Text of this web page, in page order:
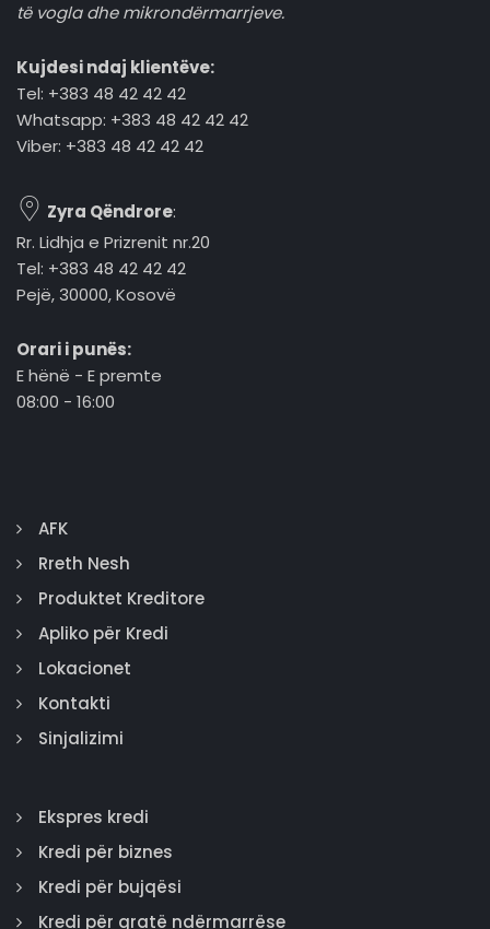
të vogla dhe mikrondërmarrjeve.
Kujdesi ndaj klientëve:
Tel: +383 48 42 42 42
Whatsapp: +383 48 42 42 42
Viber: +383 48 42 42 42
Zyra Qëndrore:
Rr. Lidhja e Prizrenit nr.20
Tel: +383 48 42 42 42
Pejë, 30000, Kosovë
Orari i punës:
E hënë - E premte
08:00 - 16:00
AFK
Rreth Nesh
Produktet Kreditore
Apliko për Kredi
Lokacionet
Kontakti
Sinjalizimi
Ekspres kredi
Kredi për biznes
Kredi për bujqësi
Kredi për gratë ndërmarrëse